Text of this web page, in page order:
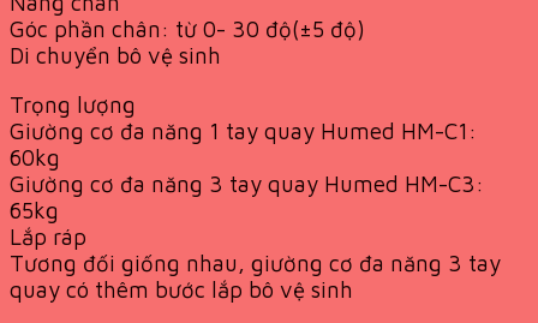
Góc phần chân: từ 0- 30 độ(±5 độ)
Di chuyển bô vệ sinh
Trọng lượng
Giường cơ đa năng 1 tay quay Humed HM-C1:
60kg
Giường cơ đa năng 3 tay quay Humed HM-C3:
65kg
Lắp ráp
Tương đối giống nhau, giường cơ đa năng 3 tay
quay có thêm bước lắp bô vệ sinh